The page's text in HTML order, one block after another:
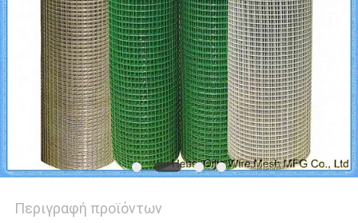
Περιγραφή προϊόντων